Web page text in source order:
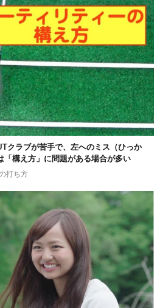
クラブが苦手で、左へのミス（ひっか
「構え方」に問題がある場合が多い
打ち方